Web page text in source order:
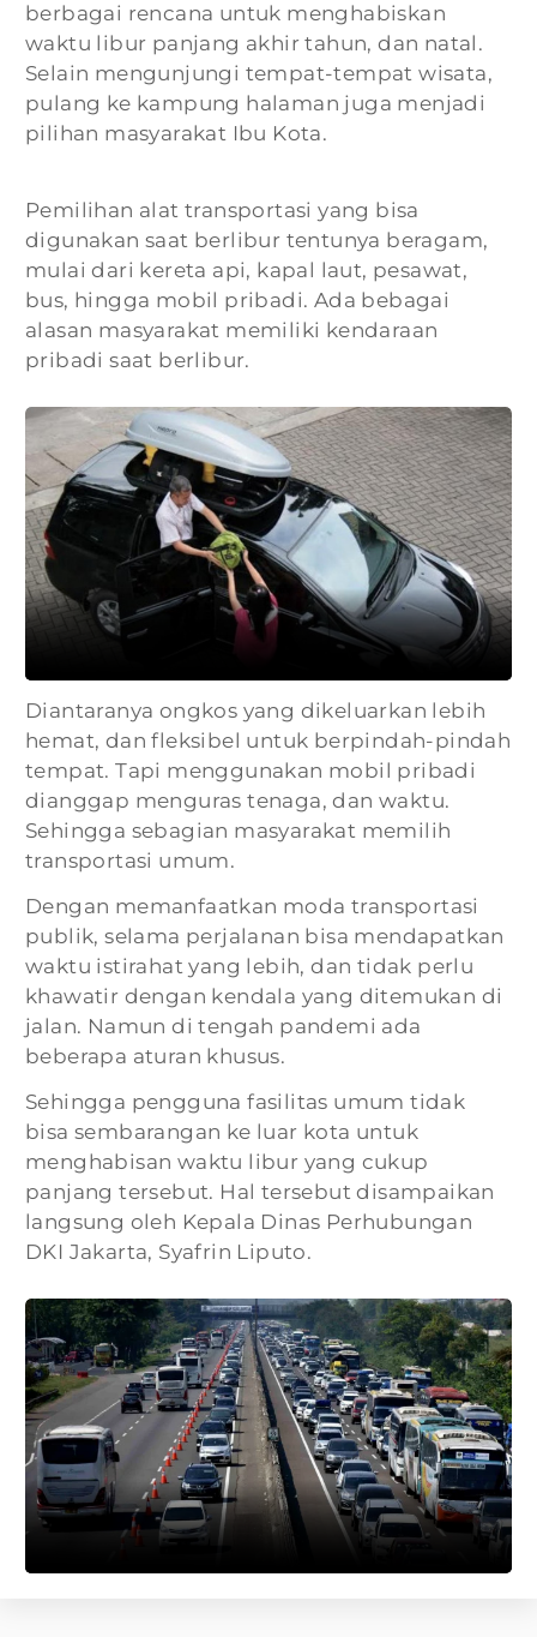
berbagai rencana untuk menghabiskan
waktu libur panjang akhir tahun, dan natal.
Selain mengunjungi tempat-tempat wisata,
pulang ke kampung halaman juga menjadi
pilihan masyarakat Ibu Kota.
Pemilihan alat transportasi yang bisa
digunakan saat berlibur tentunya beragam,
mulai dari kereta api, kapal laut, pesawat,
bus, hingga mobil pribadi. Ada bebagai
alasan masyarakat memiliki kendaraan
pribadi saat berlibur.
Diantaranya ongkos yang dikeluarkan lebih
hemat, dan fleksibel untuk berpindah-pindah
tempat. Tapi menggunakan mobil pribadi
dianggap menguras tenaga, dan waktu.
Sehingga sebagian masyarakat memilih
transportasi umum.
Dengan memanfaatkan moda transportasi
publik, selama perjalanan bisa mendapatkan
waktu istirahat yang lebih, dan tidak perlu
khawatir dengan kendala yang ditemukan di
jalan. Namun di tengah pandemi ada
beberapa aturan khusus.
Sehingga pengguna fasilitas umum tidak
bisa sembarangan ke luar kota untuk
menghabisan waktu libur yang cukup
panjang tersebut. Hal tersebut disampaikan
langsung oleh Kepala Dinas Perhubungan
DKI Jakarta, Syafrin Liputo.